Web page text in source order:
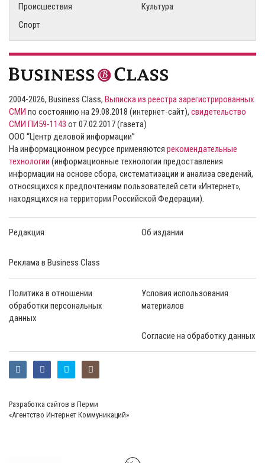
Происшествия
Культура
Спорт
2004-2026, Business Class, Выписка из реестра зарегистрированных
СМИ по состоянию на 29.08.2018 (интернет-сайт), свидетельство
СМИ ПИ59-1143 от 07.02.2017 (газета)
ООО “Центр деловой информации”
На информационном ресурсе применяются рекомендательные
технологии (информационные технологии предоставления
информации на основе сбора, систематизации и анализа сведений,
относящихся к предпочтениям пользователей сети «Интернет»,
находящихся на территории Российской Федерации).
Редакция Об издании
Реклама в Business Class
Политика в отношении
обработки персональных
данных
Условия использования
материалов
Согласие на обработку данных
Разработка сайтов в Перми
«Агентство Интернет Коммуникаций»